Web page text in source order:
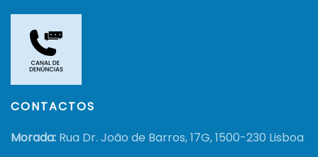
CONTACTOS
Morada: Rua Dr. João de Barros, 17G, 1500-230 Lisboa